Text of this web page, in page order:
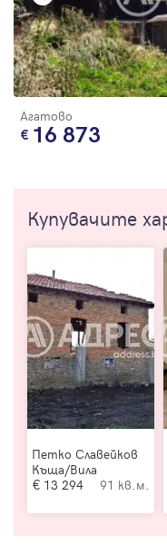
Агатово
16 873
Купувачите
Петко Славейков
Къща/Вила
13 294
91 кв.м.